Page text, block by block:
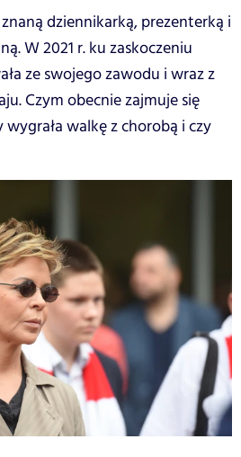
dziennikarką, prezenterką i
W 2021 r. ku zaskoczeniu
ze swojego zawodu i wraz z
Czym obecnie zajmuje się
wygrała walkę z chorobą i czy